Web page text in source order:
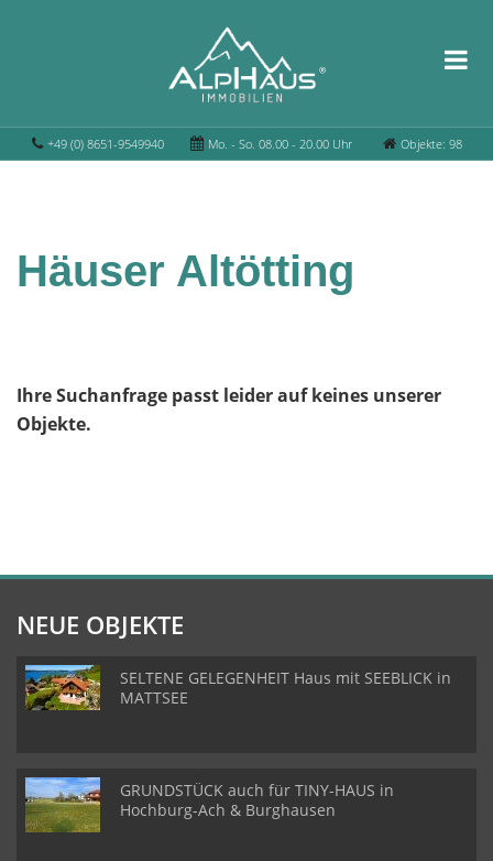
+49 (0) 8651-9549940 Mo. - So. 08.00 - 20.00 Uhr Objekte: 98
Häuser Altötting
Ihre Suchanfrage passt leider auf keines unserer
Objekte.
NEUE OBJEKTE
SELTENE GELEGENHEIT Haus mit SEEBLICK in
MATTSEE
GRUNDSTÜCK auch für TINY-HAUS in
Hochburg-Ach & Burghausen